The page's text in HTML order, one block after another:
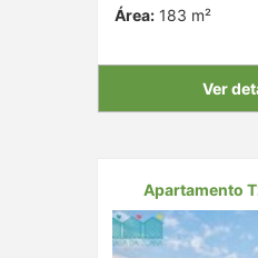
Área:183 m²
Ver
Apartamento